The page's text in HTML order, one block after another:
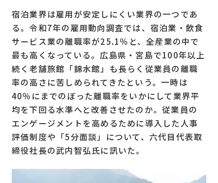
宿泊業界は雇用が安定しにくい業界の一つであ
る。令和7年の雇用動向調査では、宿泊業・飲食
サービス業の離職率が25.1％と、全産業の中で
最も高くなっている。広島県・宮島で100年以上
続く老舗旅館「錦水館」も長らく従業員の離職
率の高さに苦しめられてきたという。一時は
40％にまでのぼった離職率をいかにして業界平
均を下回る水準へと改善させたのか。従業員の
エンゲージメントを高めるために導入した人事
評価制度や「5分面談」について、六代目代表取
締役社長の武内智弘氏に訊いた。